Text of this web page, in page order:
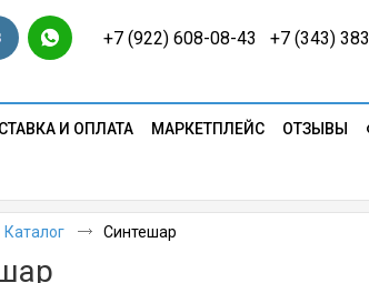
+7 (922) 608-08-43 +7 (343)
И ОПЛАТА МАРКЕТПЛЕЙС ОТЗЫВЫ
Каталог Синтешар